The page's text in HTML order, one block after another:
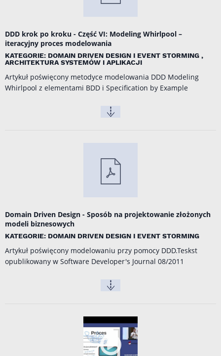
DDD krok po kroku - Część VI: Modeling Whirlpool –
iteracyjny proces modelowania
KATEGORIE: DOMAIN DRIVEN DESIGN I EVENT STORMING ,
ARCHITEKTURA SYSTEMÓW I APLIKACJI
Artykuł poświęcony metodyce modelowania DDD Modeling
Whirlpool z elementami BDD i Specification by Example
Domain Driven Design - Sposób na projektowanie złożonych
modeli biznesowych
KATEGORIE: DOMAIN DRIVEN DESIGN I EVENT STORMING
Artykuł poświęcony modelowaniu przy pomocy DDD.Teskst
opublikowany w Software Developer's Journal 08/2011